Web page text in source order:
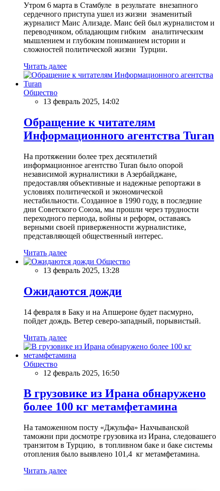
Утром 6 марта в Стамбуле в результате внезапного
сердечного приступа ушел из жизни знаменитый
журналист Маис Ализаде. Маис бей был журналистом и
переводчиком, обладающим гибким аналитическим
мышлением и глубоким пониманием истории и
сложностей политической жизни Турции.
Читать далее
Общество
13 февраль 2025, 14:02
Обращение к читателям
Информационного агентства Turan
На протяжении более трех десятилетий
информационное агентство Turan было опорой
независимой журналистики в Азербайджане,
предоставляя объективные и надежные репортажи в
условиях политической и экономической
нестабильности. Созданное в 1990 году, в последние
дни Советского Союза, мы прошли через трудности
переходного периода, войны и реформ, оставаясь
верными своей приверженности журналистике,
представляющей общественный интерес.
Читать далее
Общество
13 февраль 2025, 13:28
Ожидаются дожди
14 февраля в Баку и на Апшероне будет пасмурно,
пойдет дождь. Ветер северо-западный, порывистый.
Читать далее
Общество
12 февраль 2025, 16:50
В грузовике из Ирана обнаружено
более 100 кг метамфетамина
На таможенном посту «Джульфа» Нахчыванской
таможни при досмотре грузовика из Ирана, следовашего
транзитом в Турцию, в топливном баке и баке системы
отопления было выявлено 101,4 кг метамфетамина.
Читать далее